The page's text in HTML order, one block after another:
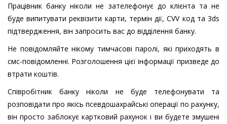
Працівник банку ніколи не зателефонує до клієнта та не
буде випитувати реквізити карти, термін дії, CVV код та 3ds
підтвердження, він запросить вас до відділення банку.
Не повідомляйте нікому тимчасові паролі, які приходять в
смс-повідомленні. Розголошення цієї інформації призведе до
втрати коштів.
Співробітник банку ніколи не буде телефонувати та
розповідати про якісь псевдошахрайські операції по рахунку,
він просто заблокує картковий рахунок і ви будете змушені